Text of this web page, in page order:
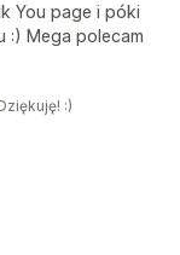
You page i póki
:) Mega polecam
:)